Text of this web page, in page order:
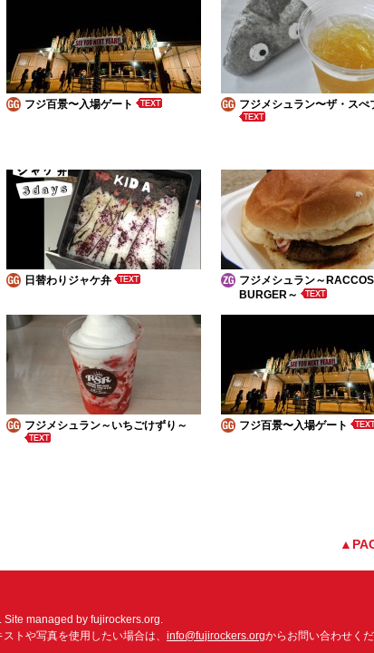
フジ百景〜入場ゲート フジメシュラン〜ザ・スぺ
日替わりジャケ弁
フジメシュラン～RACCOS
BURGER～
フジメシュラン～いちごけずり～ フジ百景〜入場ゲート
managed by fujirockers.org.
トや写真を使用したい場合は、 info@fujirockers.orgからお問い合わせくだ